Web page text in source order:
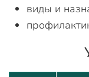
виды и